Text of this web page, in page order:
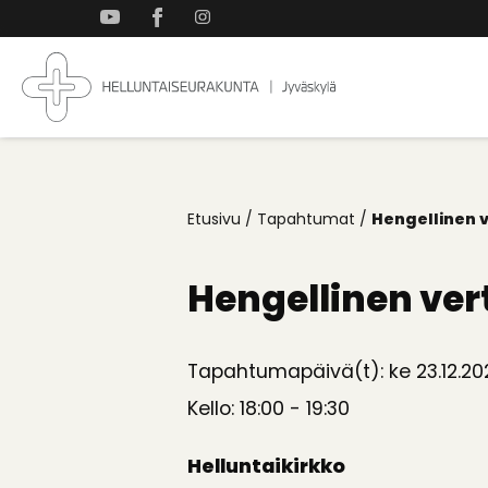
ylös
Jyväskylän
Koti
Etusivu / Tapahtumat / Hengellinen
Hengellinen
Tapahtumapäivä(t): ke
Kello: 18:00 - 19:30
Helluntaikirkko